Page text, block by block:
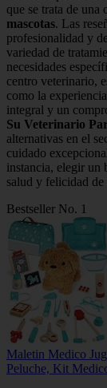
que se trata de una
mascotas. Las
profesionalidad y
variedad de
necesidades
centro veterinario,
como la
integral y un
Su Veterinario
alternativas en el
cuidado
instancia, elegir un
salud y felicidad de
Bestseller No. 1
Maletin Medico
Peluche, Kit